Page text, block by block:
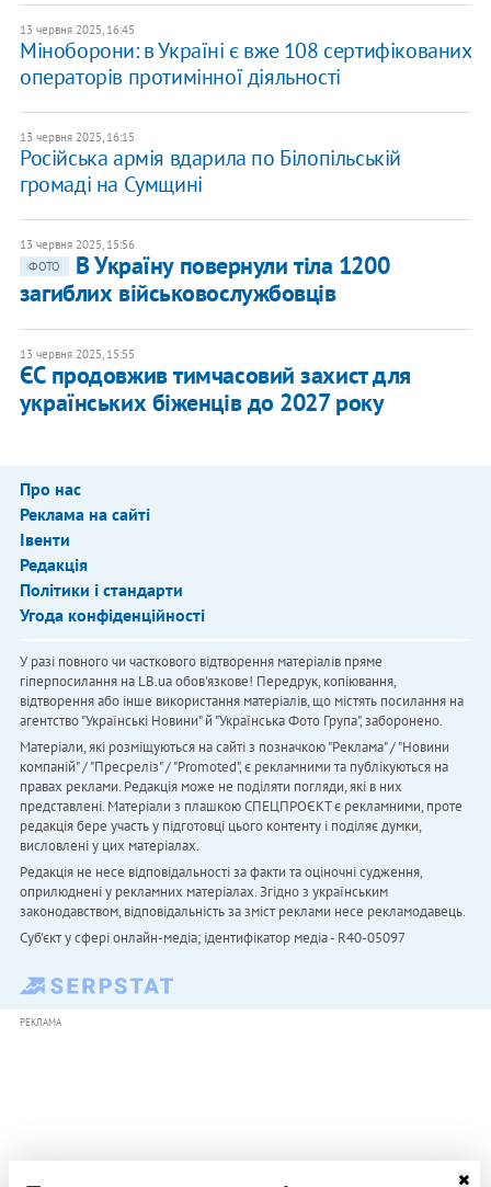
13 червня 2025, 16:45
Міноборони: в Україні є вже 108 сертифікованих
операторів протимінної діяльності
13 червня 2025, 16:15
Російська армія вдарила по Білопільській
громаді на Сумщині
13 червня 2025, 15:56
ФОТО
В Україну повернули тіла 1200
загиблих військовослужбовців
13 червня 2025, 15:55
ЄС продовжив тимчасовий захист для
українських біженців до 2027 року
Про нас
Реклама на сайті
Івенти
Редакція
Політики і стандарти
Угода конфіденційності
У разі повного чи часткового відтворення матеріалів пряме
гіперпосилання на LB.ua обов'язкове! Передрук, копіювання,
відтворення або інше використання матеріалів, що містять посилання на
агентство "Українськi Новини" й "Українська Фото Група", заборонено.
Матеріали, які розміщуються на сайті з позначкою "Реклама" / "Новини
компаній" / "Пресреліз" / "Promoted", є рекламними та публікуються на
правах реклами. Редакція може не поділяти погляди, які в них
представлені. Матеріали з плашкою СПЕЦПРОЄКТ є рекламними, проте
редакція бере участь у підготовці цього контенту і поділяє думки,
висловлені у цих матеріалах.
Редакція не несе відповідальності за факти та оціночні судження,
оприлюднені у рекламних матеріалах. Згідно з українським
законодавством, відповідальність за зміст реклами несе рекламодавець.
Cуб'єкт у сфері онлайн-медіа; ідентифікатор медіа - R40-05097
РЕКЛАМА